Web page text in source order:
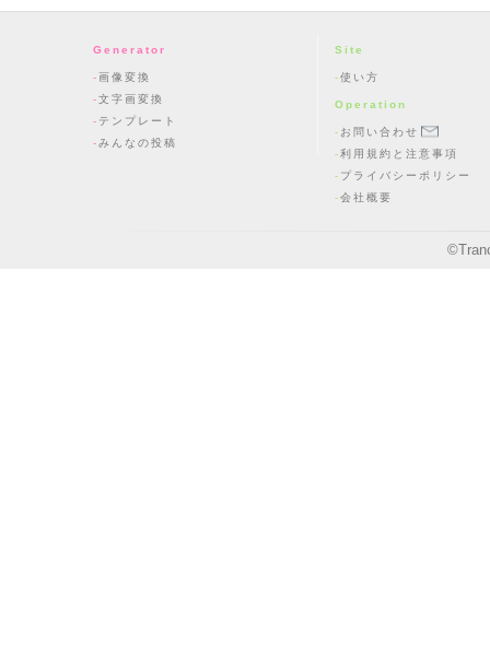
Generator
画像変換
文字画変換
テンプレート
みんなの投稿
Site
使い方
Operation
お問い合わせ
利用規約と注意事項
プライバシーポリシー
会社概要
©